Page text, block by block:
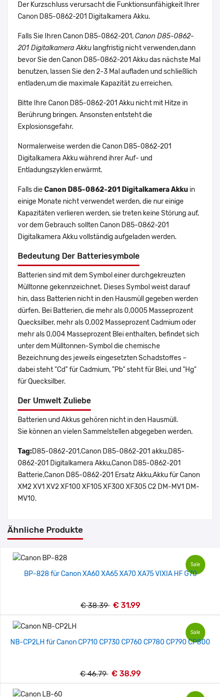
Der Kurzschluss verursacht die Funktionsunfähigkeit Ihrer
Canon D85-0862-201 Digitalkamera Akku.
Falls Sie Ihren Canon D85-0862-201,Canon D85-0862-
201 Digitalkamera Akku langfristig nicht verwenden,dann
bevor Sie den Canon D85-0862-201 Akku das nächste Mal
benutzen, lassen Sie den 2-3 Mal aufladen und schließlich
entladen,um die maximale Kapazität zu erreichen.
Bitte Ihre Canon D85-0862-201 Akku nicht mit Hitze in
Berührung bringen. Ansonsten entsteht die
Explosionsgefahr.
Normalerweise werden die Canon D85-0862-201
Digitalkamera Akku während ihrer Auf- und
Entladungszyklen erwärmt.
Falls dieCanon D85-0862-201 Digitalkamera Akku in
einige Monate nicht verwendet werden, die nur einige
Kapazitäten verlieren werden, sie treten keine Störung auf,
vor dem Gebrauch sollten Canon D85-0862-201
Digitalkamera Akku vollständig aufgeladen werden.
Bedeutung Der Batteriesymbole
Batterien sind mit dem Symbol einer durchgekreuzten
Mülltonne gekennzeichnet. Dieses Symbol weist darauf
hin, dass Batterien nicht in den Hausmüll gegeben werden
dürfen. Bei Batterien, die mehr als 0,0005 Masseprozent
Quecksilber, mehr als 0,002 Masseprozent Cadmium oder
mehr als 0,004 Masseprozent Blei enthalten, befindet sich
unter dem Mülltonnen-Symbol die chemische
Bezeichnung des jeweils eingesetzten Schadstoffes –
dabei steht "Cd" für Cadmium, "Pb" steht für Blei, und "Hg"
für Quecksilber.
Der Umwelt Zuliebe
Batterien und Akkus gehören nicht in den Hausmüll.
Sie können an vielen Sammelstellen abgegeben werden.
Tag:D85-0862-201,Canon D85-0862-201 akku,D85-
0862-201 Digitalkamera Akku,Canon D85-0862-201
Batterie,Canon D85-0862-201 Ersatz Akku,Akku für Canon
XM2 XV1 XV2 XF100 XF105 XF300 XF305 C2 DM-MV1 DM-
MV10.
Ähnliche Produkte
Sale
BP-828 für Canon XA60 XA65 XA70 XA75 VIXIA HF G70
€ 38.39 € 31.99
Sale
NB-CP2LH für Canon CP710 CP730 CP760 CP780 CP790 CP800
€ 46.79 € 38.99